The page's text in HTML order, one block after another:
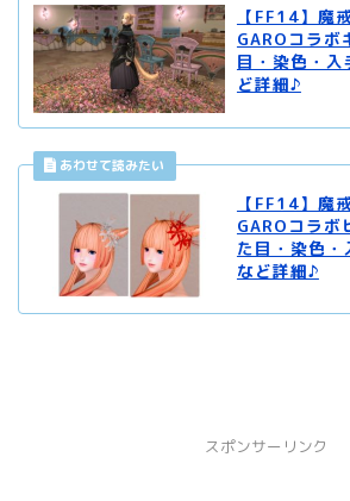
【FF14】魔
GAROコラボ
目・染色・
ど詳細♪
【FF14】魔
GAROコラボ
た目・染色・
など詳細♪
スポンサーリンク